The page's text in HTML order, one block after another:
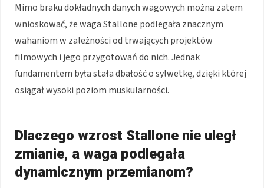
Mimo braku dokładnych danych wagowych można zatem
wnioskować, że waga Stallone podlegała znacznym
wahaniom w zależności od trwających projektów
filmowych i jego przygotowań do nich. Jednak
fundamentem była stała dbałość o sylwetkę, dzięki której
osiągał wysoki poziom muskularności.
Dlaczego wzrost Stallone nie uległ
zmianie, a waga podlegała
dynamicznym przemianom?